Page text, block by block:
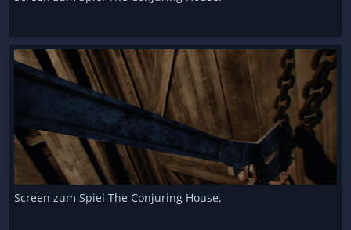
Screen zum Spiel The Conjuring House.